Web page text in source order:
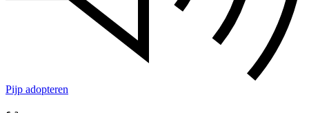
Pijp adopteren